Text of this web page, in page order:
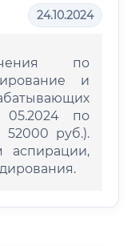
24.10.2024
по
и
05.2024 по
52000 руб.).
аспирации,